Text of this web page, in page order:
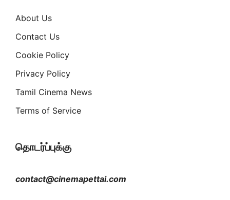
About Us
Contact Us
Cookie Policy
Privacy Policy
Tamil Cinema News
Terms of Service
தொடர்ப்புக்கு
contact@cinemapettai.com